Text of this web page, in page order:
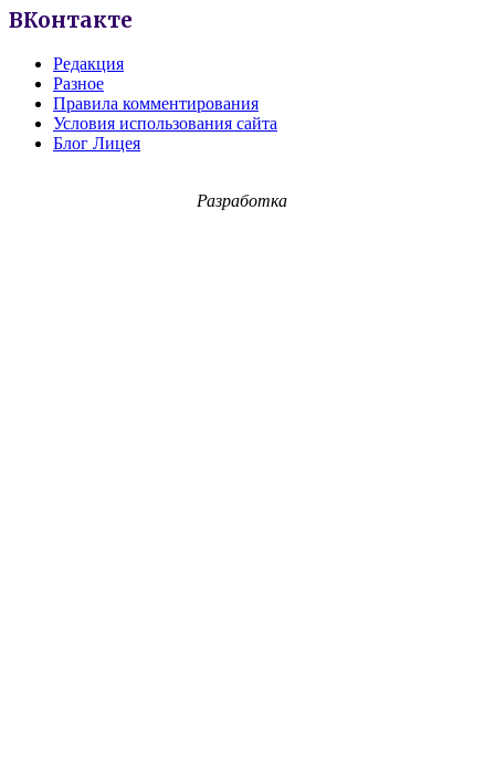
ВКонтакте
Редакция
Разное
Правила комментирования
Условия использования сайта
Блог Лицея
Разработка